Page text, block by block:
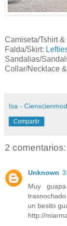
Camiseta/Tshirt &
Falda/Skirt:
Sandalias/
Collar/Necklace
Isa -
Compartir
2 comentarios:
Unknown
Muy
un besito
http://